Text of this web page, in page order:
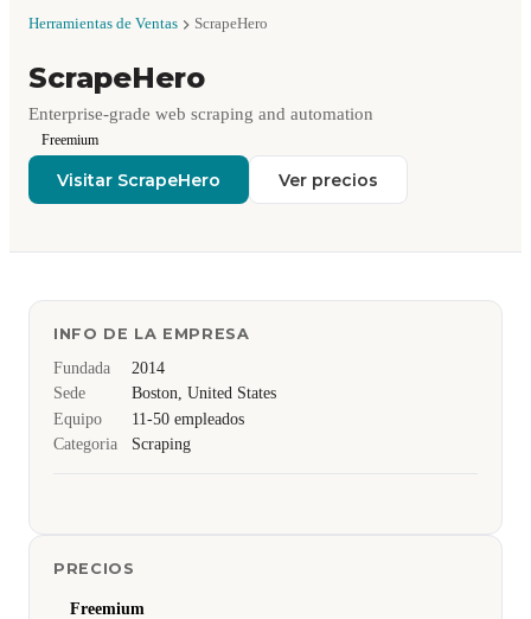
Herramientas de Ventas ScrapeHero
ScrapeHero
Enterprise-grade web scraping and automation
Freemium
Visitar ScrapeHero Ver precios
INFO DE LA EMPRESA
Fundada
2014
Sede
Boston, United States
Equipo
11-50 empleados
Categoria
Scraping
PRECIOS
Freemium